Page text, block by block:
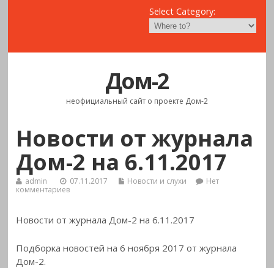
Select Category:
Дом-2
неофициальный сайт о проекте Дом-2
Новости от журнала
Дом-2 на 6.11.2017
admin 07.11.2017 Новости и слухи
Нет
комментариев
Новости от журнала Дом-2 на 6.11.2017
Подборка новостей на 6 ноября 2017 от журнала
Дом-2.